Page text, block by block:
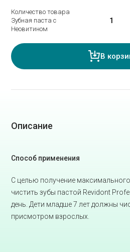
Количество товара
Зубная паста с
Неовитином
В
Описание
Способ применения
С целью получение
чистить зубы пастой Revidont
день. Дети младше 7 лет должны
присмотром взрослых.